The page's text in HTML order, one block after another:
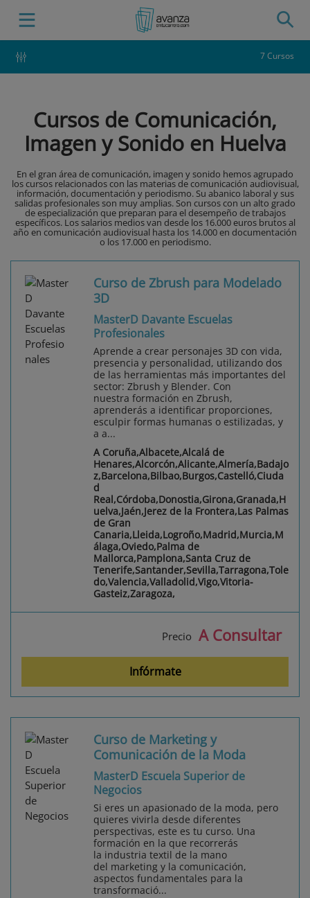
7 Cursos
Cursos de Comunicación,
Imagen y Sonido en Huelva
En el gran área de comunicación, imagen y sonido hemos agrupado
los cursos relacionados con las materias de comunicación audiovisual,
información, documentación y periodismo. Su abanico laboral y sus
salidas profesionales son muy amplias. Son cursos con un alto grado
de especialización que preparan para el desempeño de trabajos
específicos. Los salarios medios van desde los 16.000 euros brutos al
año en comunicación audiovisual hasta los 14.000 en documentación
o los 17.000 en periodismo.
Curso de Zbrush para Modelado
3D
MasterD Davante Escuelas
Profesionales
Aprende a crear personajes 3D con vida,
presencia y personalidad, utilizando dos
de las herramientas más importantes del
sector: Zbrush y Blender. Con
nuestra formación en Zbrush,
aprenderás a identificar proporciones,
esculpir formas humanas o estilizadas, y
a a...
A Coruña,Albacete,Alcalá de
Henares,Alcorcón,Alicante,Almería,Badajo
z,Barcelona,Bilbao,Burgos,Castelló,Ciuda
d
Real,Córdoba,Donostia,Girona,Granada,H
uelva,Jaén,Jerez de la Frontera,Las Palmas
de Gran
Canaria,Lleida,Logroño,Madrid,Murcia,M
álaga,Oviedo,Palma de
Mallorca,Pamplona,Santa Cruz de
Tenerife,Santander,Sevilla,Tarragona,Tole
do,Valencia,Valladolid,Vigo,Vitoria-
Gasteiz,Zaragoza,
Precio A Consultar
Infórmate
Curso de Marketing y
Comunicación de la Moda
MasterD Escuela Superior de
Negocios
Si eres un apasionado de la moda, pero
quieres vivirla desde diferentes
perspectivas, este es tu curso. Una
formación en la que recorrerás
la industria textil de la mano
del marketing y la comunicación,
aspectos fundamentales para la
transformació...